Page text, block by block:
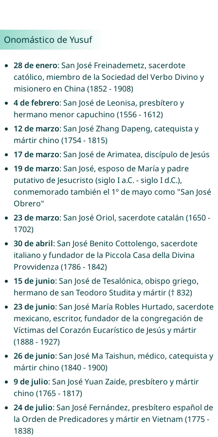
Onomástico de Yusuf
28 de enero: San José Freinademetz, sacerdote
católico, miembro de la Sociedad del Verbo Divino y
misionero en China (1852 - 1908)
4 de febrero: San José de Leonisa, presbítero y
hermano menor capuchino (1556 - 1612)
12 de marzo: San José Zhang Dapeng, catequista y
mártir chino (1754 - 1815)
17 de marzo: San José de Arimatea, discípulo de Jesús
19 de marzo: San José, esposo de María y padre
putativo de Jesucristo (siglo I a.C. - siglo I d.C.),
conmemorado también el 1º de mayo como "San José
Obrero"
23 de marzo: San José Oriol, sacerdote catalán (1650 -
1702)
30 de abril: San José Benito Cottolengo, sacerdote
italiano y fundador de la Piccola Casa della Divina
Provvidenza (1786 - 1842)
15 de junio: San José de Tesalónica, obispo griego,
hermano de san Teodoro Studita y mártir († 832)
23 de junio: San José María Robles Hurtado, sacerdote
mexicano, escritor, fundador de la congregación de
Víctimas del Corazón Eucarístico de Jesús y mártir
(1888 - 1927)
26 de junio: San José Ma Taishun, médico, catequista y
mártir chino (1840 - 1900)
9 de julio: San José Yuan Zaide, presbítero y mártir
chino (1765 - 1817)
24 de julio: San José Fernández, presbítero español de
la Orden de Predicadores y mártir en Vietnam (1775 -
1838)